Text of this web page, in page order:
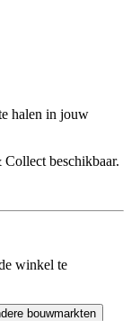
halen in jouw
beschikbaar.
winkel te
bouwmarkten